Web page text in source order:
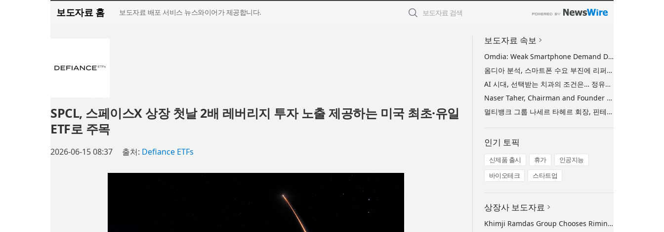
보도자료 홈 보도자료 배포 서비스 뉴스와이어가 제공합니다.
SPCL, 스페이스X 상장 첫날 2배 레버리지 투자 노출 제공하는 미국 최초·유일
ETF로 주목
2026-06-15 08:37 출처: Defiance ETFs
보도자료 속보
Omdia: Weak Smartphone Demand Drives Record Growth in Display Shipments to Refurbished Phone Market
옴디아 분석, 스마트폰 수요 부진에 리퍼비시 폰 디스플레이 출하량 사상 최대 기록
AI 시대, 선택받는 치과의 조건은… 정유미 원장 ‘Mini MBA for Dentists’ 단독 특강 개최
Naser Taher, Chairman and Founder of MultiBank Group, Honored by H.H. Sheikh Nahyan bin Mubarak Al Nahyan with the Golden Excellence Award for FinTech, Digital Asset and Blockchain Excellence
멀티뱅크 그룹 나세르 타헤르 회장, 핀테크·디지털 자산·블록체인 부문 ‘골든 엑설런스상’ 수상
인기 토픽
신제품 출시 휴가
인공지능
바이오테크
스타트업
상장사 보도자료
Khimji Ramdas Group Chooses Rimini Street to Reduce SAP Support Costs, Protect 700+ Customizations and Reinvest Savings in Innovation